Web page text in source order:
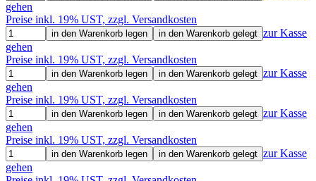
gehen
Preise inkl. 19% UST, zzgl. Versandkosten
in den Warenkorb legen in den Warenkorb gelegt zur Kasse
gehen
Preise inkl. 19% UST, zzgl. Versandkosten
in den Warenkorb legen in den Warenkorb gelegt zur Kasse
gehen
Preise inkl. 19% UST, zzgl. Versandkosten
in den Warenkorb legen in den Warenkorb gelegt zur Kasse
gehen
Preise inkl. 19% UST, zzgl. Versandkosten
in den Warenkorb legen in den Warenkorb gelegt zur Kasse
gehen